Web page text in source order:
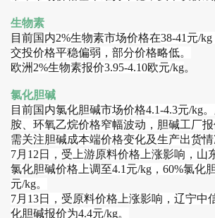
生物素
目前国内2%生物素市场价格在38-41元/kg
交投价格平稳偏弱，部分价格略低。
欧洲2%生物素报价3.95-4.10欧元/kg。
氯化胆碱
目前国内氯化胆碱市场价格4.1-4.3元/kg
胺、环氧乙烷价格窄幅波动，胆碱工厂
需关注胆碱成本端价格变化及生产出货
7月12日，受上游原料价格上涨影响，山
氯化胆碱价格上调至4.1元/kg，60%氯化
元/kg。
7月13日，受原料价格上涨影响，辽宁中
化胆碱报价为4.4元/kg。